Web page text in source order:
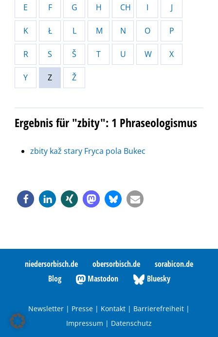
E F G H CH I J
K Ł L M N O P
R S Š T U W X
Y Z Ž
Ergebnis für "zbity": 1 Phraseologismus
zbity kaž stary Fryca pola Bukec
niedersorbisch.de obersorbisch.de
sorabicon.de
Blog
Mastodon Bluesky
Newsletter | Presse | Kontakt | Barrierefreiheit |
Impressum | Datenschutz